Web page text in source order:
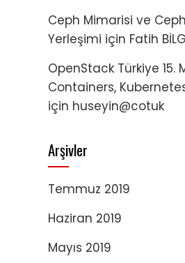
Ceph Mimarisi ve
Yerleşimi için Fatih
OpenStack Türkiye 15.
Containers,
için huseyin@cotuk
Arşivler
Temmuz 2019
Haziran 2019
Mayıs 2019